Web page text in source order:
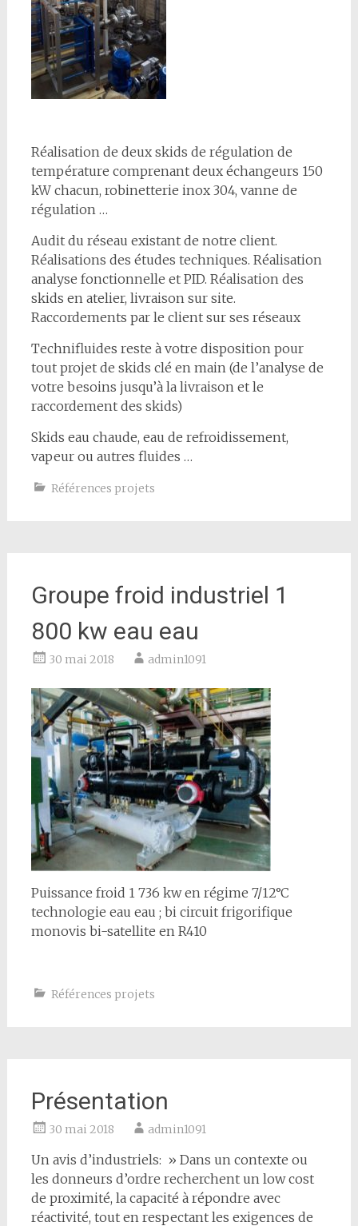
Réalisation de deux skids de régulation de
température comprenant deux échangeurs 150
kW chacun, robinetterie inox 304, vanne de
régulation …
Audit du réseau existant de notre client.
Réalisations des études techniques. Réalisation
analyse fonctionnelle et PID. Réalisation des
skids en atelier, livraison sur site.
Raccordements par le client sur ses réseaux
Technifluides reste à votre disposition pour
tout projet de skids clé en main (de l’analyse de
votre besoins jusqu’à la livraison et le
raccordement des skids)
Skids eau chaude, eau de refroidissement,
vapeur ou autres fluides …
Références projets
Groupe froid industriel 1
800 kw eau eau
30 mai 2018 admin1091
Puissance froid 1 736 kw en régime 7/12°C
technologie eau eau ; bi circuit frigorifique
monovis bi-satellite en R410
Références projets
Présentation
30 mai 2018 admin1091
Un avis d’industriels: » Dans un contexte ou
les donneurs d’ordre recherchent un low cost
de proximité, la capacité à répondre avec
réactivité, tout en respectant les exigences de